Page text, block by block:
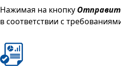
Нажимая на кнопку
в соответствии с